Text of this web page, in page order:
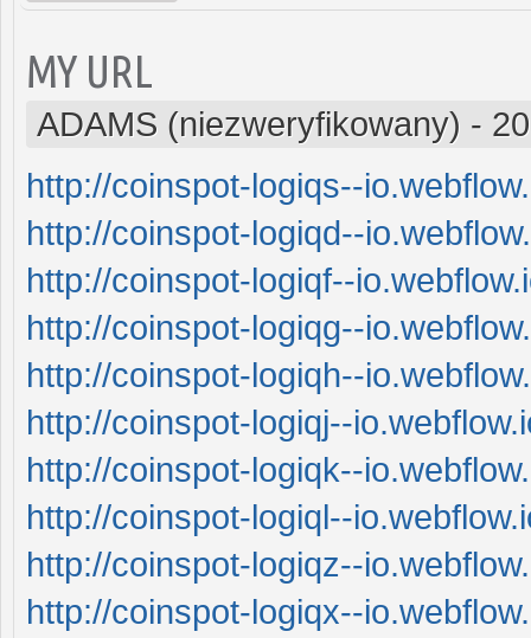
MY URL
ADAMS (niezweryfikowany) -
http://coinspot-logiqs--
http://coinspot-logiqd--
http://coinspot-logiqf--
http://coinspot-logiqg--
http://coinspot-logiqh--
http://coinspot-logiqj--
http://coinspot-logiqk--
http://coinspot-logiql--
http://coinspot-logiqz--
http://coinspot-logiqx--